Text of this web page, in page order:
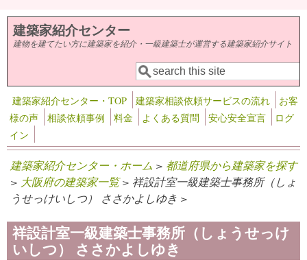
メインコンテンツに移動
建築家紹介センター
建物を建てたい方に建築家を紹介・一級建築士が運営する建築家紹介サイト
検索フォーム
検索
建築家紹介センター・TOP 建築家相談依頼サービスの流れ
お客
様の声
相談依頼事例 料金 よくある質問 安心安全宣言
ログ
イン
建築家紹介センター・ホーム > 都道府県から建築家を探す
> 大阪府の建築家一覧> 祥設計室一級建築士事務所（しょ
うせっけいしつ） ささかよしゆき >
祥設計室一級建築士事務所（しょうせっけ
いしつ） ささかよしゆき